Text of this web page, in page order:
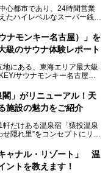
内の充実度は想像以上。
エリアや10の浴槽、40人収
、岩盤浴やリラクゼーション
まれ変わりました。
新しくなった「スパアクアス
心都市であり、24時間営業
たハイレベルなスーパー銭湯
を心身ともにリセットした
ダラダラ過ごしたい」「コ
しんでくださいね。
ナモンキー名古屋）」を
級のサウナ体験レポート
にある、東海エリア最大級
サウナモンキー名古屋」
ないよね」という声をよく耳
さにも胸が高鳴ります。
いるパブリックサウナが、女
閣」がリニューアル！天
施設の魅力をご紹介
だけある温泉宿「猿投温泉
隠れ里”をコンセプトにリニ
風呂や、新設・改装された客
られたお料理……。
ャナル・リゾート」 温
ントを教えます！